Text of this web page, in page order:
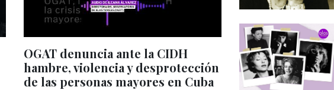
OGAT denuncia ante la CIDH
hambre, violencia y desprotección
de las personas mayores en Cuba